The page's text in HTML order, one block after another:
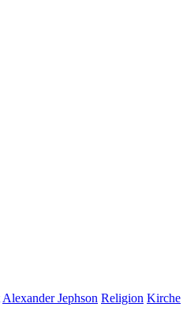
Alexander Jephson Religion Kirche